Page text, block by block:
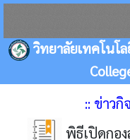
วิทยาลัยเทคโนโ
:: ข่าวกิ
พิธีเปิดกอ